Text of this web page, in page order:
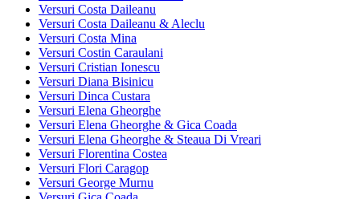
Versuri Costa Daileanu
Versuri Costa Daileanu & Aleclu
Versuri Costa Mina
Versuri Costin Caraulani
Versuri Cristian Ionescu
Versuri Diana Bisinicu
Versuri Dinca Custara
Versuri Elena Gheorghe
Versuri Elena Gheorghe & Gica Coada
Versuri Elena Gheorghe & Steaua Di Vreari
Versuri Florentina Costea
Versuri Flori Caragop
Versuri George Murnu